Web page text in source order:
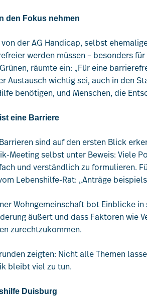
den Fokus nehmen
von der AG Handicap, selbst
werden müssen – besonders
räumte ein: „Für eine
Austausch wichtig sei, auch in den
benötigen, und Menschen, die
eine Barriere
sind auf den ersten Blick
Meeting selbst unter Beweis: Viele
und verständlich zu formulieren.
Lebenshilfe-Rat: „Anträge
Wohngemeinschaft bot Einblicke
äußert und dass Faktoren wie
zurechtzukommen.
zeigten: Nicht alle Themen
bleibt viel zu tun.
Duisburg